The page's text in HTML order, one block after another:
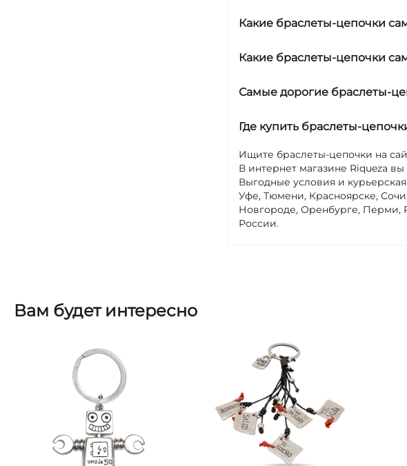
Какие браслеты-цепочки
Какие браслеты-цепочки
Самые дорогие браслеты-
Где купить браслеты-
Ищите браслеты-цепочки на
В интернет магазине Riqueza
Выгодные условия и
Уфе, Тюмени, Красноярске,
Новгороде, Оренбурге, Перми,
России.
Вам будет интересно